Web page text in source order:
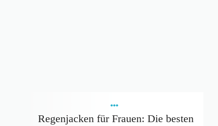
Regenjacken für Frauen: Die besten